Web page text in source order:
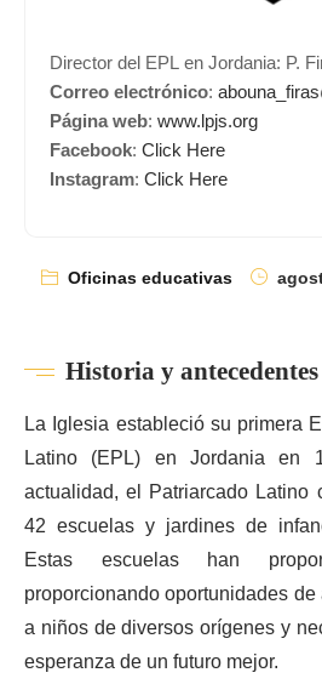
Oficinas educativas
Historia y antecedentes
La Iglesia estableció su primera
Latino (EPL) en Jordania
actualidad, el Patriarcado
42 escuelas y jardines de
Estas escuelas han
proporcionando oportunidades
a niños de diversos orígenes y
esperanza de un futuro mejor.
Director del EPL en Jordania: P.
Correo electrónico:
Página web:www.lpjs.org
Facebook:Click Here
Instagram:Click Here